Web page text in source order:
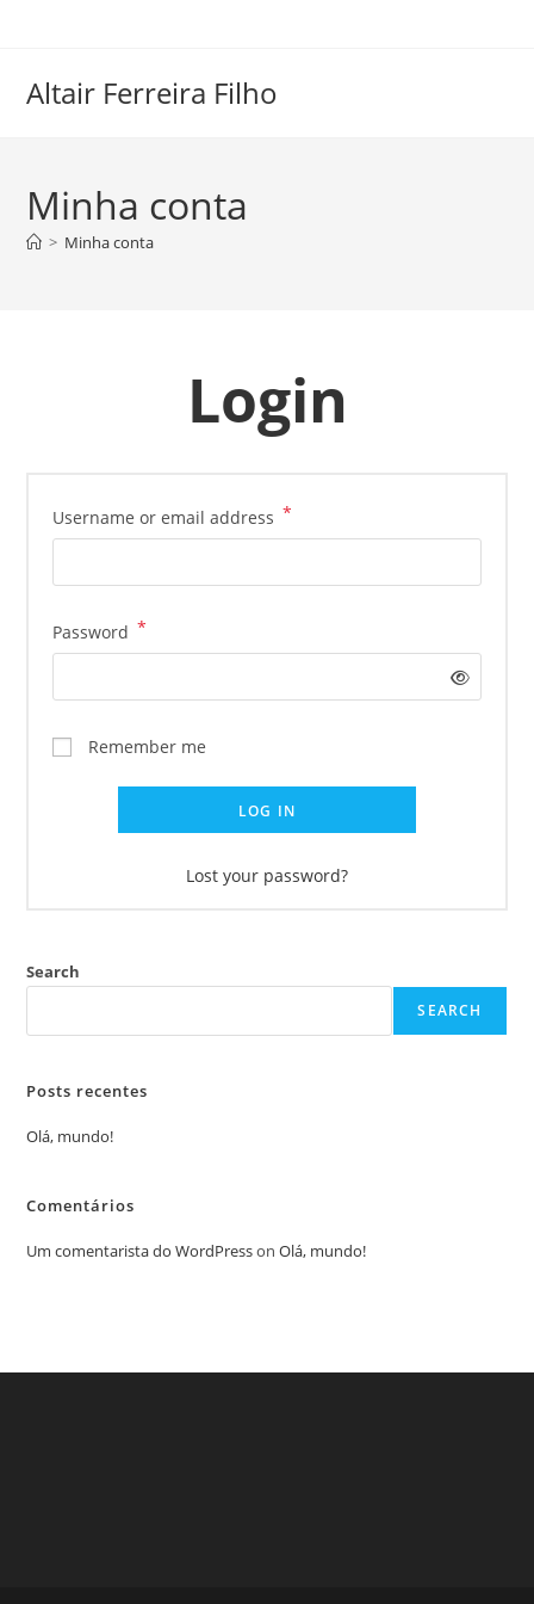
Altair Ferreira Filho
Minha conta
> Minha conta
Login
Username or email address *
Password *
Remember me
LOG IN
Lost your password?
Search
SEARCH
Posts recentes
Olá, mundo!
Comentários
Um comentarista do WordPressonOlá, mundo!